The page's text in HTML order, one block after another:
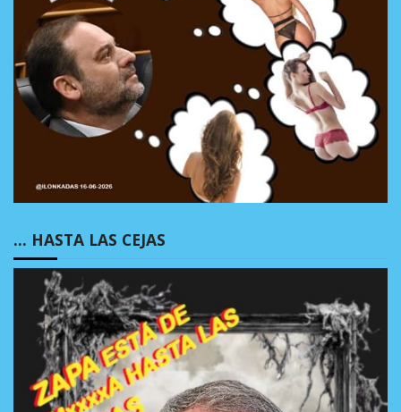
… HASTA LAS CEJAS